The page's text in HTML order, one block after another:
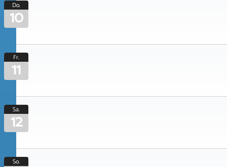
Do.
10
Fr.
11
Sa.
12
So.